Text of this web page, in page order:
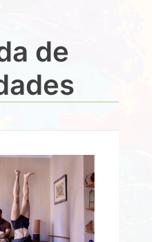
de